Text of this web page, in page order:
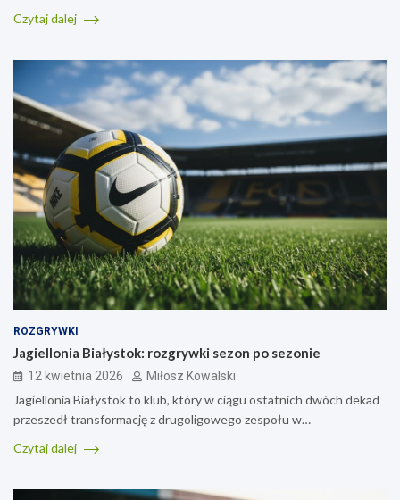
Czytaj dalej
ROZGRYWKI
Jagiellonia Białystok: rozgrywki sezon po sezonie
12 kwietnia 2026 Miłosz Kowalski
Jagiellonia Białystok to klub, który w ciągu ostatnich dwóch dekad
przeszedł transformację z drugoligowego zespołu w…
Czytaj dalej